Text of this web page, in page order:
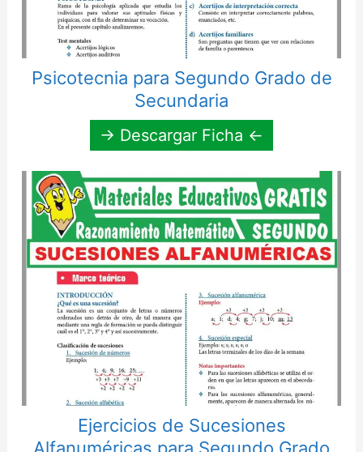
Psicotecnia para Segundo Grado de
Secundaria
→ Descargar Ficha ←
Ejercicios de Sucesiones
Alfanuméricas para Segundo Grado